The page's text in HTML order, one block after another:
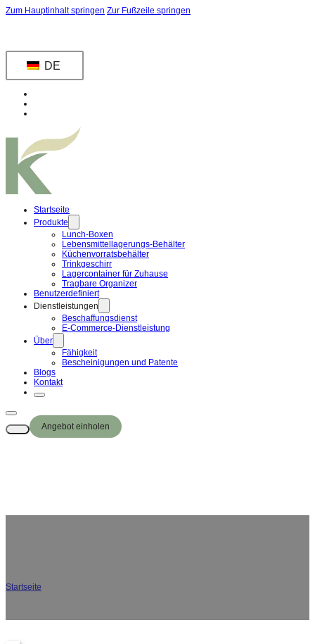
Zum Hauptinhalt springen Zur Fußzeile springen
DE
Startseite
Produkte
Lunch-Boxen
Lebensmittellagerungs-Behälter
Küchenvorratsbehälter
Trinkgeschirr
Lagercontainer für Zuhause
Tragbare Organizer
Benutzerdefiniert
Dienstleistungen
Beschaffungsdienst
E-Commerce-Dienstleistung
Über
Fähigkeit
Bescheinigungen und Patente
Blogs
Kontakt
Angebot einholen
Startseite